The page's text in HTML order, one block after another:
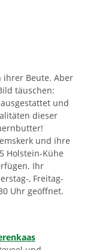
ihrer Beute. Aber
täuschen:
und
dieser
und ihre
Holstein-Kühe
Ihr
, Freitag-
Uhr geöffnet.